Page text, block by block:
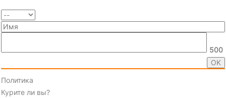
500
Политика
Курите ли вы?